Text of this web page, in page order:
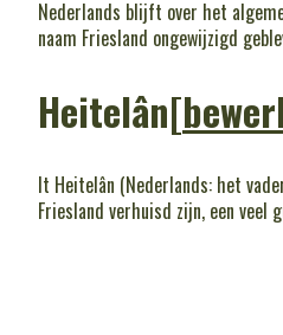
Nederlands blijft over het
naam Friesland ongewijzigd
Heitelân[
It Heitelân (Nederlands: het
Friesland verhuisd zijn, een veel